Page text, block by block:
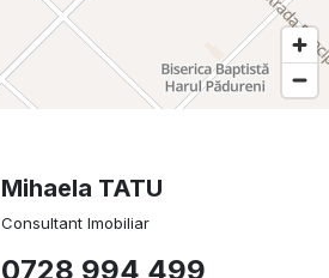
Mihaela TATU
Consultant Imobiliar
0728 994 499